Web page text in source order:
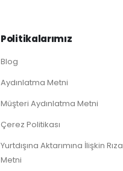
Politikalarımız
Blog
Aydınlatma Metni
Müşteri Aydınlatma Metni
Çerez Politikası
Yurtdışına Aktarımına İlişkin Rıza
Metni